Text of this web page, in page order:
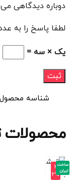
دوباره دیدگاهی
لطفا پاسخ را به
یک × سه =
شناسه
-3
2%
ساخت
ایران